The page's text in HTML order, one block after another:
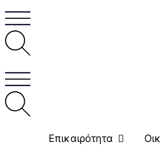
Επικαιρότητα